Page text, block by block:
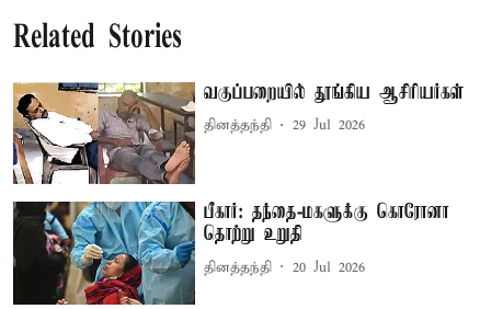
Related Stories
வகுப்பறையில் தூங்கிய ஆசிரியர்கள்
தினத்தந்தி 29 Jul 2026
பீகார்: தந்தை-மகளுக்கு கொரோனா
தொற்று உறுதி
தினத்தந்தி 20 Jul 2026